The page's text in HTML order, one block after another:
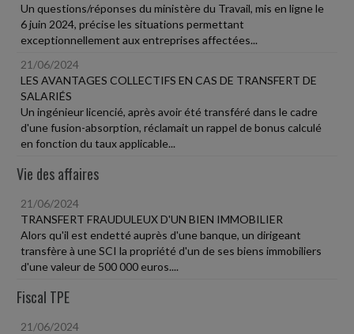
Un questions/réponses du ministère du Travail, mis en ligne le
6 juin 2024, précise les situations permettant
exceptionnellement aux entreprises affectées...
21/06/2024
LES AVANTAGES COLLECTIFS EN CAS DE TRANSFERT DE
SALARIÉS
Un ingénieur licencié, après avoir été transféré dans le cadre
d'une fusion-absorption, réclamait un rappel de bonus calculé
en fonction du taux applicable...
Vie des affaires
21/06/2024
TRANSFERT FRAUDULEUX D'UN BIEN IMMOBILIER
Alors qu'il est endetté auprès d'une banque, un dirigeant
transfère à une SCI la propriété d'un de ses biens immobiliers
d'une valeur de 500 000 euros....
Fiscal TPE
21/06/2024